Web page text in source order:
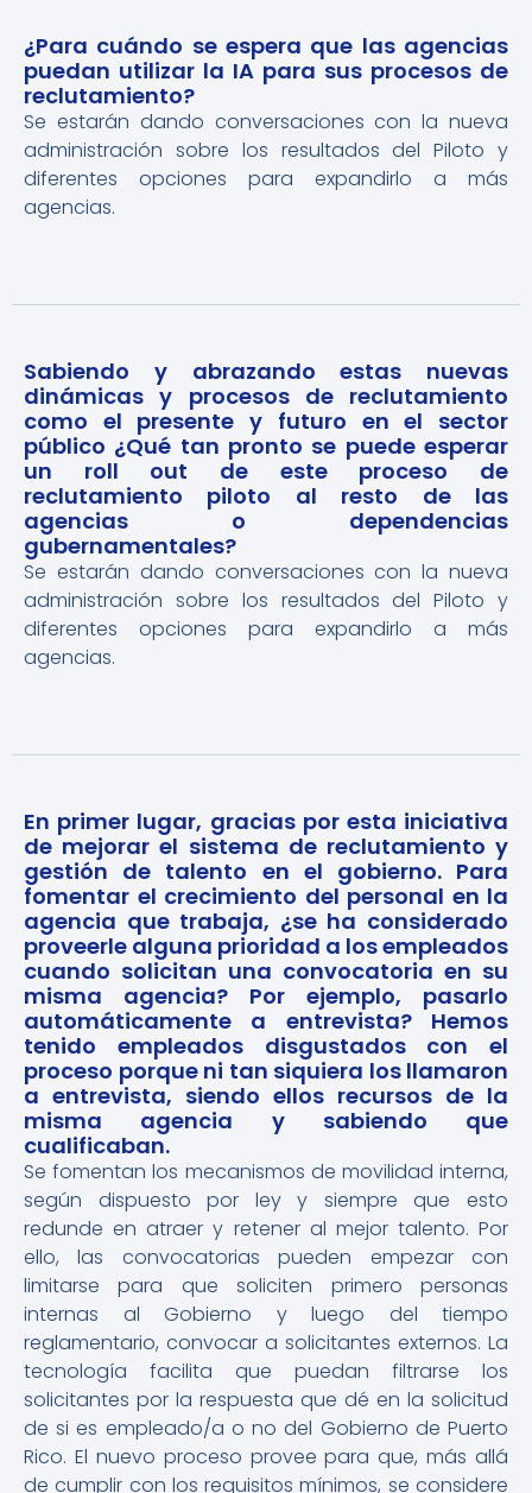
¿Para cuándo se espera que las agencias
puedan utilizar la IA para sus procesos de
reclutamiento?
Se estarán dando conversaciones con la nueva
administración sobre los resultados del Piloto y
diferentes opciones para expandirlo a más
agencias.
Sabiendo y abrazando estas nuevas
dinámicas y procesos de reclutamiento
como el presente y futuro en el sector
público ¿Qué tan pronto se puede esperar
un roll out de este proceso de
reclutamiento piloto al resto de las
agencias o dependencias
gubernamentales?
Se estarán dando conversaciones con la nueva
administración sobre los resultados del Piloto y
diferentes opciones para expandirlo a más
agencias.
En primer lugar, gracias por esta iniciativa
de mejorar el sistema de reclutamiento y
gestión de talento en el gobierno. Para
fomentar el crecimiento del personal en la
agencia que trabaja, ¿se ha considerado
proveerle alguna prioridad a los empleados
cuando solicitan una convocatoria en su
misma agencia? Por ejemplo, pasarlo
automáticamente a entrevista? Hemos
tenido empleados disgustados con el
proceso porque ni tan siquiera los llamaron
a entrevista, siendo ellos recursos de la
misma agencia y sabiendo que
cualificaban.
Se fomentan los mecanismos de movilidad interna,
según dispuesto por ley y siempre que esto
redunde en atraer y retener al mejor talento. Por
ello, las convocatorias pueden empezar con
limitarse para que soliciten primero personas
internas al Gobierno y luego del tiempo
reglamentario, convocar a solicitantes externos. La
tecnología facilita que puedan filtrarse los
solicitantes por la respuesta que dé en la solicitud
de si es empleado/a o no del Gobierno de Puerto
Rico. El nuevo proceso provee para que, más allá
de cumplir con los requisitos mínimos, se considere